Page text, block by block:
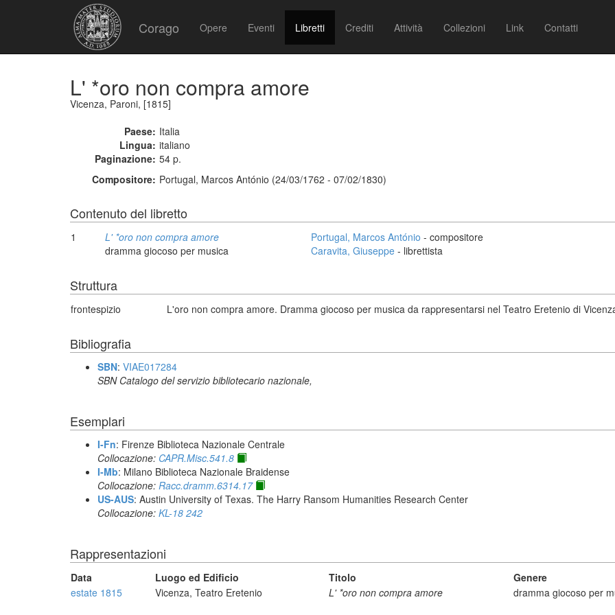
Corago Opere Eventi Libretti Crediti Attività Collezioni Link Contatti
L' *oro non compra amore
Vicenza, Paroni, [1815]
Paese: Italia
Lingua: italiano
Paginazione: 54 p.
Compositore: Portugal, Marcos António (24/03/1762 - 07/02/1830)
Contenuto del libretto
1
L' *oro non compra amore
dramma giocoso per musica
Portugal, Marcos António - compositore
Caravita, Giuseppe - librettista
Struttura
frontespizio L'oro non compra amore. Dramma giocoso per musica da rappresentarsi nel Teatro Eretenio di
Bibliografia
SBN: VIAE017284
SBN Catalogo del servizio bibliotecario nazionale,
Esemplari
I-Fn: Firenze Biblioteca Nazionale Centrale
Collocazione: CAPR.Misc.541.8
I-Mb: Milano Biblioteca Nazionale Braidense
Collocazione: Racc.dramm.6314.17
US-AUS: Austin University of Texas. The Harry Ransom Humanities Research Center
Collocazione: KL-18 242
Rappresentazioni
Data Luogo ed Edificio Titolo Genere
estate 1815
Vicenza, Teatro Eretenio L' *oro non compra amore dramma giocoso per